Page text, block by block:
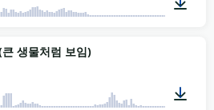
생물처럼 보임)